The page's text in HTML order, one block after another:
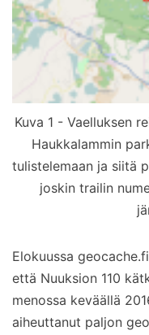
Kuva 1 - Vaelluksen
Haukkalammin
tulistelemaan ja siitä
joskin trailin
Elokuussa
että Nuuksion 110
menossa keväällä
aiheuttanut paljon